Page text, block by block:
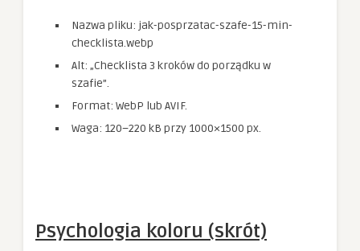
Nazwa pliku: jak-posprzatac-szafe-15-min-
checklista.webp
Alt: „Checklista 3 kroków do porządku w
szafie”.
Format: WebP lub AVIF.
Waga: 120–220 kB przy 1000×1500 px.
Psychologia koloru (skrót)